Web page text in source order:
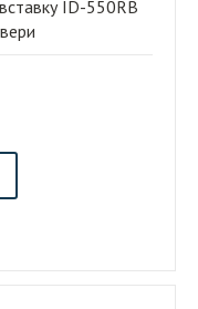
ID-550RB